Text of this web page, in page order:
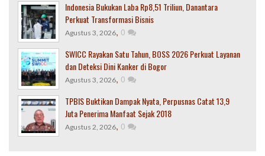
Indonesia Bukukan Laba Rp8,51 Triliun, Danantara
Perkuat Transformasi Bisnis
Agustus 3, 2026, 0
SWICC Rayakan Satu Tahun, BOSS 2026 Perkuat Layanan
dan Deteksi Dini Kanker di Bogor
Agustus 3, 2026, 0
TPBIS Buktikan Dampak Nyata, Perpusnas Catat 13,9
Juta Penerima Manfaat Sejak 2018
Agustus 2, 2026, 0